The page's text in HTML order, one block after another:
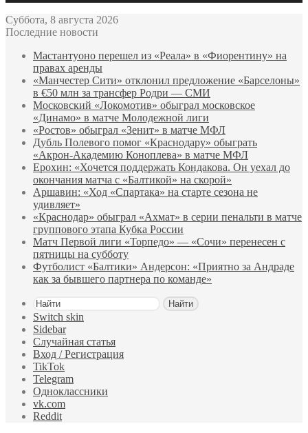
Суббота, 8 августа 2026
Последние новости
Мастантуоно перешел из «Реала» в «Фиорентину» на
правах аренды
«Манчестер Сити» отклонил предложение «Барселоны»
в €50 млн за трансфер Родри — СМИ
Московский «Локомотив» обыграл московское
«Динамо» в матче Молодежной лиги
«Ростов» обыграл «Зенит» в матче МФЛ
Дубль Полевого помог «Краснодару» обыграть
«Акрон‑Академию Коноплева» в матче МФЛ
Ерохин: «Хочется поддержать Кондакова. Он уехал до
окончания матча с «Балтикой» на скорой»
Аршавин: «Ход «Спартака» на старте сезона не
удивляет»
«Краснодар» обыграл «Ахмат» в серии пенальти в матче
группового этапа Кубка России
Матч Первой лиги «Торпедо» — «Сочи» перенесен с
пятницы на субботу
Футболист «Балтики» Андерсон: «Приятно за Андраде
как за бывшего партнера по команде»
Найти
Switch skin
Sidebar
Случайная статья
Вход / Регистрация
TikTok
Telegram
Одноклассники
vk.com
Reddit